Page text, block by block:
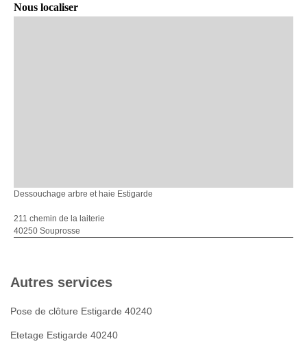
Nous localiser
Dessouchage arbre et haie Estigarde
211 chemin de la laiterie
40250 Souprosse
Autres services
Pose de clôture Estigarde 40240
Etetage Estigarde 40240